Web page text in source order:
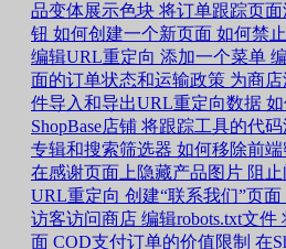
品变体展示色块 将订单跟踪页
钮 如何创建一个新页面 如何禁
编辑URL重定向 添加一个菜单
面的订单状态和运输政策 为商店
件导入和导出URL重定向数据 如
ShopBase店铺 将跟踪工具的代码
专辑和搜索筛选器 如何移除前
在感谢页面上隐藏产品图片 阻
URL重定向 创建“联系我们”页面
访客访问商店 编辑robots.txt文件
面 COD支付订单的价值限制 在